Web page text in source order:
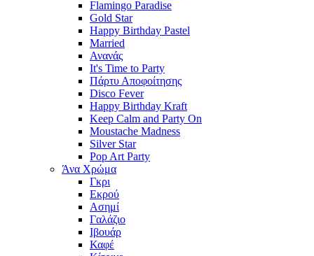
Flamingo Paradise
Gold Star
Happy Birthday Pastel
Married
Ανανάς
It's Time to Party
Πάρτυ Αποφοίτησης
Disco Fever
Happy Birthday Kraft
Keep Calm and Party On
Moustache Madness
Silver Star
Pop Art Party
Άνα Χρώμα
Γκρι
Εκρού
Ασημί
Γαλάζιο
Ιβουάρ
Καφέ